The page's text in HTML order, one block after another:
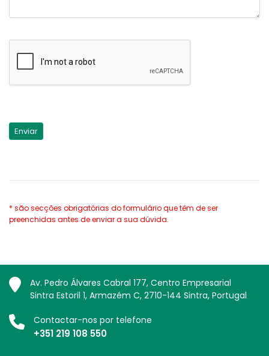
* são secções obrigatórias do formulário que têm de ser
preenchidas antes de enviar a sua dúvida.
Av. Pedro Álvares Cabral 177, Centro Empresarial
Sintra Estoril 1, Armazém C, 2710-144 Sintra, Portugal
Contactar-nos por telefone
+351 219 108 550